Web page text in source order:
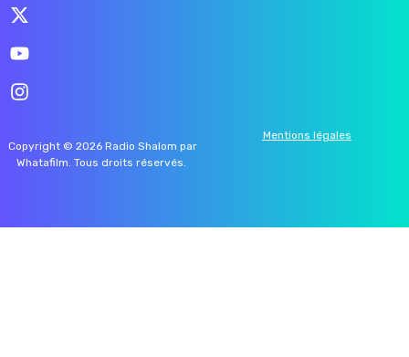
Copyright © 2026 Radio Shalom par
Whatafilm. Tous droits réservés.
Mentions légales